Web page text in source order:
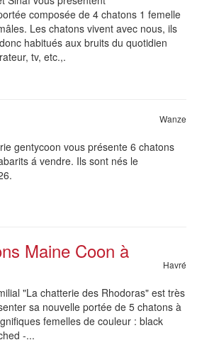
composée de 4 chatons 1 femelle
Les chatons vivent avec nous, ils
habitués aux bruits du quotidien
tv, etc.,.
Wanze
gentycoon vous présente 6 chatons
á vendre. Ils sont nés le
Maine Coon à
Havré
"La chatterie des Rhodoras" est très
sa nouvelle portée de 5 chatons à
femelles de couleur : black
-...